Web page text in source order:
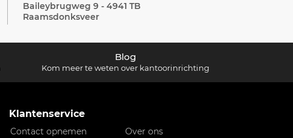
Baileybrugweg 9 - 4941 TB
Raamsdonksveer
Blog
Kom meer te weten over kantoorinrichting
Klantenservice
Contact opnemen
Over ons